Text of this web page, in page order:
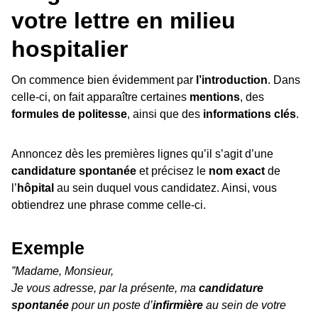
votre lettre en milieu
hospitalier
On commence bien évidemment par l’introduction. Dans
celle-ci, on fait apparaître certaines mentions, des
formules de politesse, ainsi que des informations clés.
Annoncez dès les premières lignes qu’il s’agit d’une
candidature spontanée et précisez le nom exact de
l’ hôpital au sein duquel vous candidatez. Ainsi, vous
obtiendrez une phrase comme celle-ci.
Exemple
”Madame, Monsieur,
Je vous adresse, par la présente, ma candidature
spontanée pour un poste d’infirmière au sein de votre